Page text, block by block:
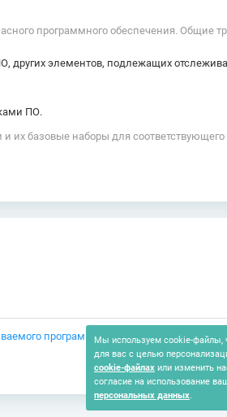
программного обеспечения. Общие
других элементов, подлежащих
ПО.
базовые наборы для
программного обеспечения
Мы используем cookie-файлы,
для вас с целью
cookie-файлах или изменить
согласие на использование
персональных данных.